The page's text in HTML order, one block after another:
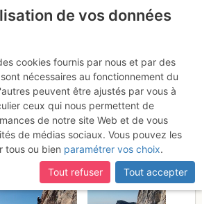
:
Capo Noli
Vendredi
de vos données
cookies fournis par nous et par des
nécessaires au fonctionnement du
peuvent être ajustés par vous à
ceux qui nous permettent de
de notre site Web et de vous
de médias sociaux. Vous pouvez les
tous ou bien paramétrer vos choix.
Tout refuser
Tout accepter